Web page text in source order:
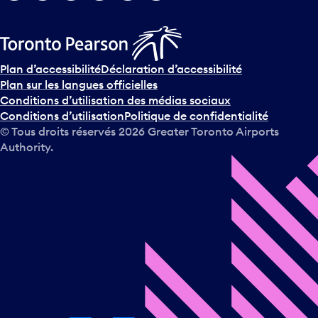
Plan d’accessibilitéDéclaration d’accessibilité
Plan sur les langues officielles
Conditions d’utilisation des médias sociaux
Conditions d’utilisationPolitique de confidentialité
© Tous droits réservés 2026 Greater Toronto Airports
Authority.